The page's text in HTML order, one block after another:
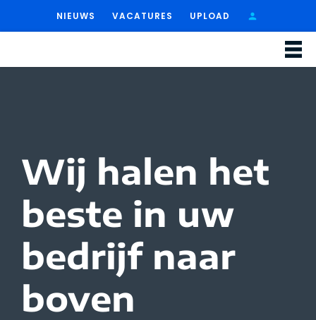
NIEUWS VACATURES UPLOAD
Wij halen het
beste in uw
bedrijf naar
boven